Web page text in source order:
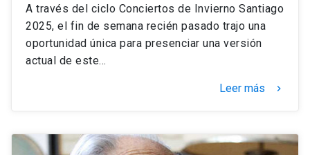
A través del ciclo Conciertos de Invierno Santiago
2025, el fin de semana recién pasado trajo una
oportunidad única para presenciar una versión
actual de este…
Leer más keyboard_arrow_right